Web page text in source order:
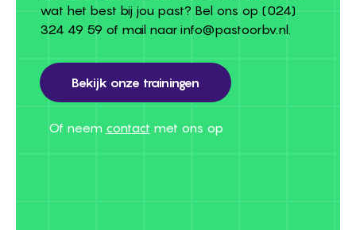
wat het best bij jou past? Bel ons op (024)
324 49 59 of mail naar info@pastoorbv.nl.
Bekijk onze trainingen
Bekijk onze trainingen
Of neem contact met ons op